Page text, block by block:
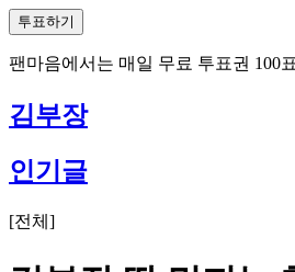
투표하기
팬마음에서는 매일 무료 투표권 100
김부장
인기글
[전체 ]